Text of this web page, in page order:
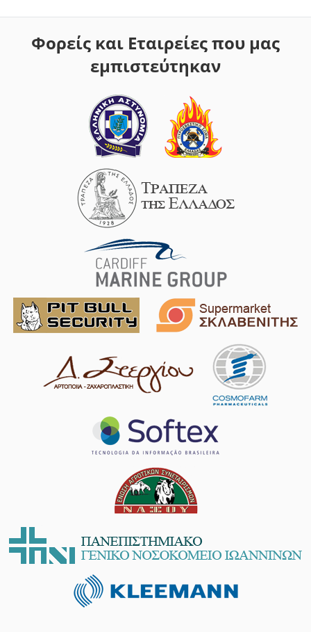
Φορείς και Εταιρείες που μας
εμπιστεύτηκαν